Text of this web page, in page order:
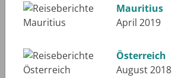
Mauritius
April 2019
Österreich
August 2018